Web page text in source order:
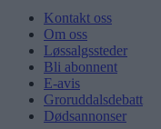
Kontakt oss
Om oss
Løssalgssteder
Bli abonnent
E-avis
Groruddalsdebatt
Dødsannonser